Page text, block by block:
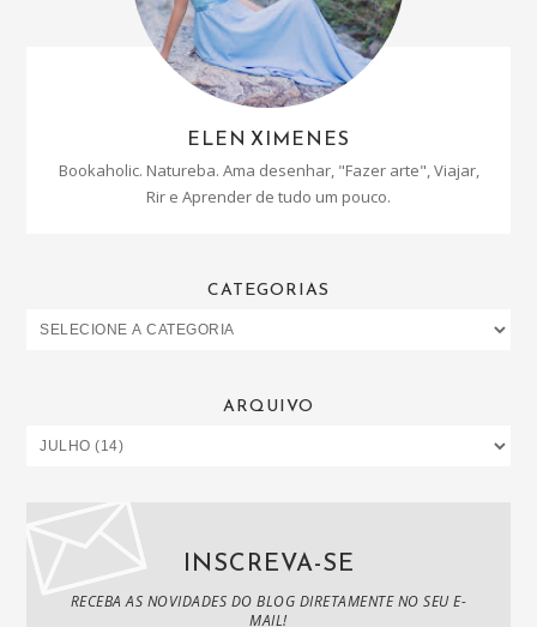
ELEN XIMENES
Bookaholic. Natureba. Ama desenhar, "Fazer arte", Viajar,
Rir e Aprender de tudo um pouco.
CATEGORIAS
ARQUIVO
INSCREVA-SE
RECEBA AS NOVIDADES DO BLOG DIRETAMENTE NO SEU E-
MAIL!